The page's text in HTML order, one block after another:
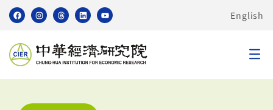
English